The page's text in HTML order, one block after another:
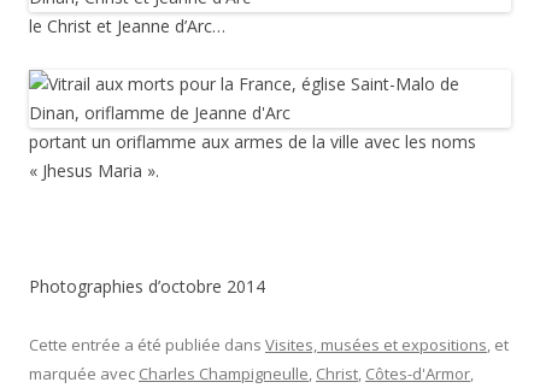
le Christ et Jeanne d’Arc…
portant un oriflamme aux armes de la ville avec les noms
« Jhesus Maria ».
Photographies d’octobre 2014
Cette entrée a été publiée dans Visites, musées et expositions, et
marquée avec Charles Champigneulle, Christ, Côtes-d'Armor,